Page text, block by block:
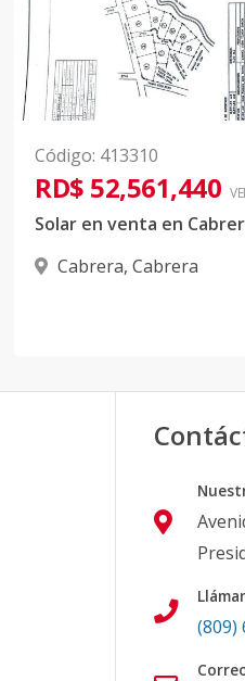
Código: 413310
RD$ 52,561,440
Cabrera, Cabrera
(809)